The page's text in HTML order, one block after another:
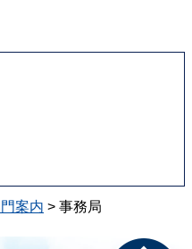
案内 > 事務局